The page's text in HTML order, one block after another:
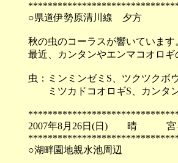
○県道伊勢原清川線 夕方
秋の虫のコーラスが響いています
最近、カンタンやエンマコオロギ
虫：ミンミンゼミS、ツクツクボ
ミツカドコオロギS、カンタン
2007年8月26日(日) 晴 宮
○湖畔園地親水池周辺